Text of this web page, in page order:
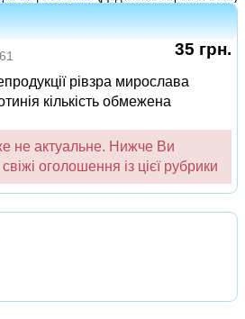
35 грн.
рівзра мирослава
кількість обмежена
не актуальне. Нижче Ви
оголошення із цієї рубрики